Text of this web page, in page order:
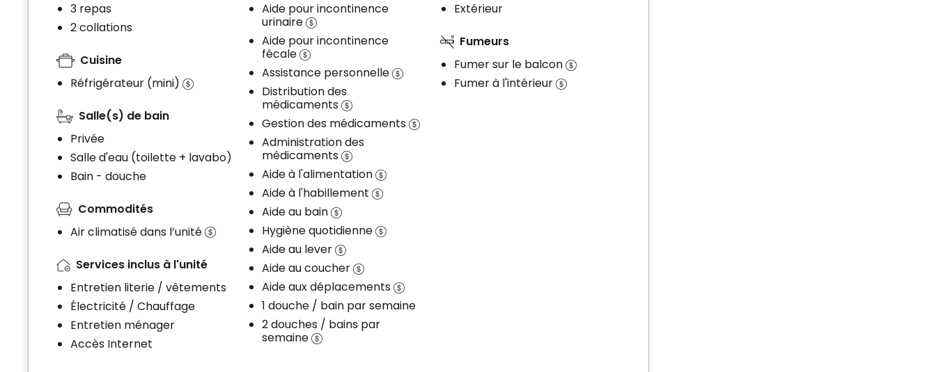
3 repas
2 collations
Cuisine
Réfrigérateur (mini)
Salle(s) de bain
Privée
Salle d'eau (toilette + lavabo)
Bain - douche
Commodités
Air climatisé dans l’unité
Services inclus à l'unité
Entretien literie / vêtements
Électricité / Chauffage
Entretien ménager
Accès Internet
Aide pour incontinence
urinaire
Aide pour incontinence
fécale
Assistance personnelle
Distribution des
médicaments
Gestion des médicaments
Administration des
médicaments
Aide à l'alimentation
Aide à l'habillement
Aide au bain
Hygiène quotidienne
Aide au lever
Aide au coucher
Aide aux déplacements
1 douche / bain par semaine
2 douches / bains par
semaine
Extérieur
Fumeurs
Fumer sur le balcon
Fumer à l'intérieur